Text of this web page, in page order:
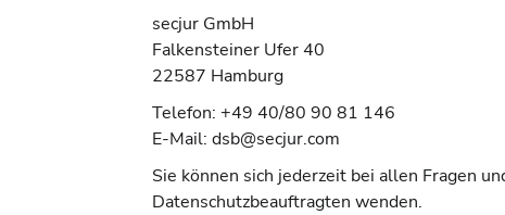
secjur GmbH
Falkensteiner Ufer 40
22587 Hamburg
Telefon: +49 40/80 90 81 146
E-Mail: dsb@secjur.com
Sie können sich jederzeit bei allen Fragen
Datenschutzbeauftragten wenden.